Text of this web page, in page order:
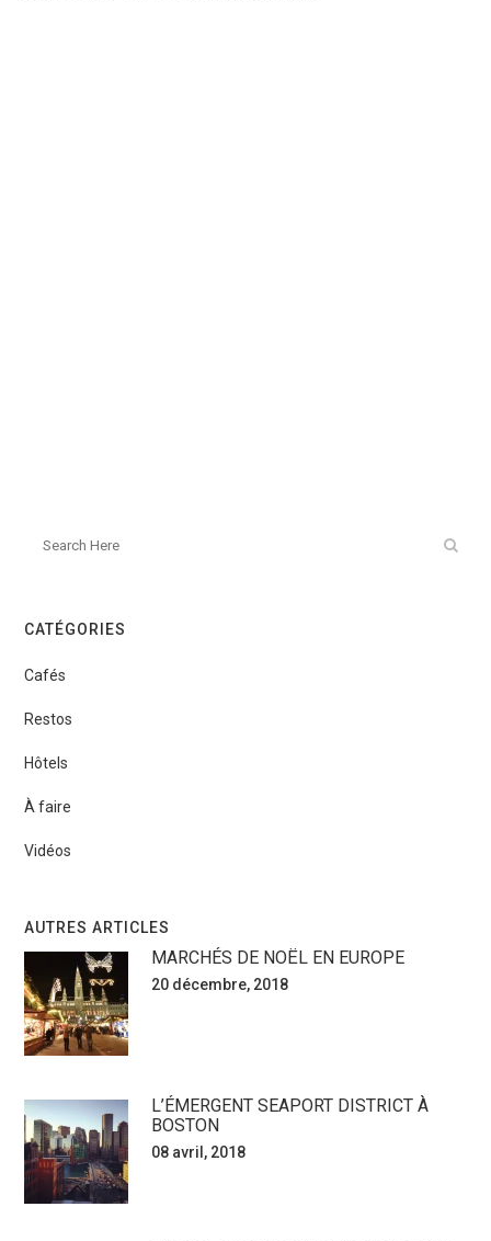
CATÉGORIES
Cafés
Restos
Hôtels
À faire
Vidéos
AUTRES ARTICLES
MARCHÉS DE NOËL EN EUROPE
20 décembre, 2018
L’ÉMERGENT SEAPORT DISTRICT À
BOSTON
08 avril, 2018